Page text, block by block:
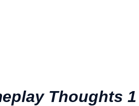
Thoughts 1